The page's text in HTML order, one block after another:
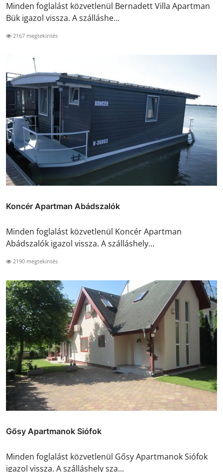
Minden foglalást közvetlenül Bernadett Villa Apartman
Bük igazol vissza. A szálláshe...
2167 megtekintés
Koncér Apartman Abádszalók
Minden foglalást közvetlenül Koncér Apartman
Abádszalók igazol vissza. A szálláshely...
2190 megtekintés
Gősy Apartmanok Siófok
Minden foglalást közvetlenül Gősy Apartmanok Siófok
igazol vissza. A szálláshely sza...